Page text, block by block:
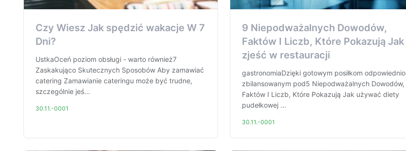
Czy Wiesz Jak spędzić wakacje W 7
Dni?
UstkaOceń poziom obsługi - warto również7
Zaskakująco Skutecznych Sposobów Aby zamawiać
catering Zamawianie cateringu może być trudne,
szczególnie jeś...
30.11.-0001
9 Niepodważalnych Dowodów,
Faktów I Liczb, Które Pokazują Jak
zjeść w restauracji
gastronomiaDzięki gotowym posiłkom odpowiednio
zbilansowanym pod5 Niepodważalnych Dowodów,
Faktów I Liczb, Które Pokazują Jak używać diety
pudełkowej ...
30.11.-0001